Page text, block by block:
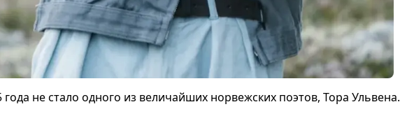
года не стало одного из величайших норвежских поэтов, Тора Ульвена.